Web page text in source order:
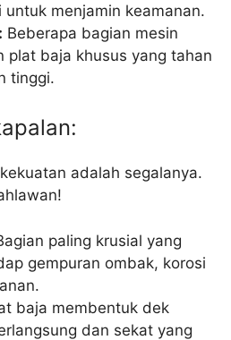
menjamin keamanan.
Beberapa bagian mesin
plat baja khusus yang tahan
tinggi.
adalah segalanya.
paling krusial yang
gempuran ombak, korosi
baja membentuk dek
dan sekat yang